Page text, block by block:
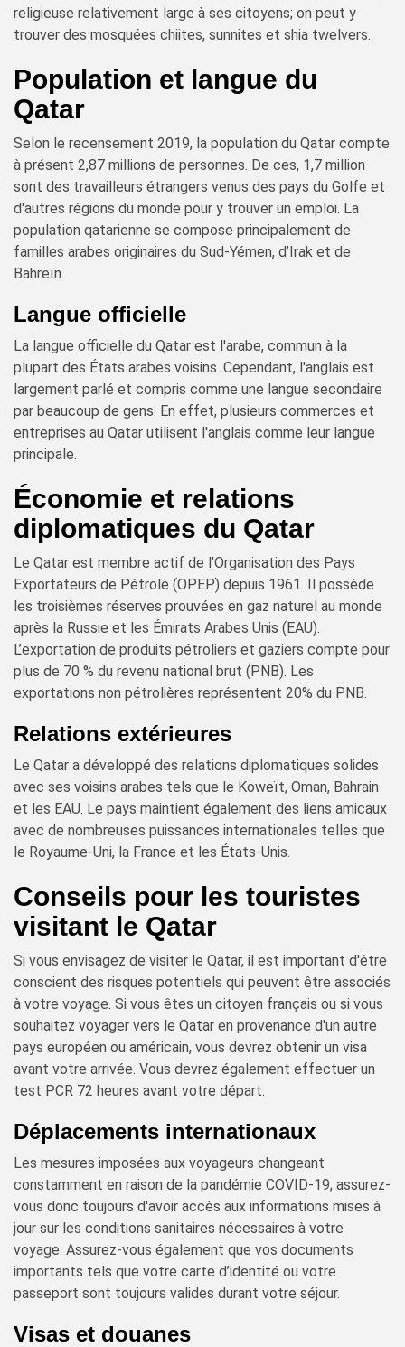
religieuse relativement large à ses citoyens; on peut y
trouver des mosquées chiites, sunnites et shia twelvers.
Population et langue du
Qatar
Selon le recensement 2019, la population du Qatar compte
à présent 2,87 millions de personnes. De ces, 1,7 million
sont des travailleurs étrangers venus des pays du Golfe et
d'autres régions du monde pour y trouver un emploi. La
population qatarienne se compose principalement de
familles arabes originaires du Sud-Yémen, d’Irak et de
Bahreïn.
Langue officielle
La langue officielle du Qatar est l'arabe, commun à la
plupart des États arabes voisins. Cependant, l'anglais est
largement parlé et compris comme une langue secondaire
par beaucoup de gens. En effet, plusieurs commerces et
entreprises au Qatar utilisent l'anglais comme leur langue
principale.
Économie et relations
diplomatiques du Qatar
Le Qatar est membre actif de l'Organisation des Pays
Exportateurs de Pétrole (OPEP) depuis 1961. Il possède
les troisièmes réserves prouvées en gaz naturel au monde
après la Russie et les Émirats Arabes Unis (EAU).
L’exportation de produits pétroliers et gaziers compte pour
plus de 70 % du revenu national brut (PNB). Les
exportations non pétrolières représentent 20% du PNB.
Relations extérieures
Le Qatar a développé des relations diplomatiques solides
avec ses voisins arabes tels que le Koweït, Oman, Bahrain
et les EAU. Le pays maintient également des liens amicaux
avec de nombreuses puissances internationales telles que
le Royaume-Uni, la France et les États-Unis.
Conseils pour les touristes
visitant le Qatar
Si vous envisagez de visiter le Qatar, il est important d'être
conscient des risques potentiels qui peuvent être associés
à votre voyage. Si vous êtes un citoyen français ou si vous
souhaitez voyager vers le Qatar en provenance d'un autre
pays européen ou américain, vous devrez obtenir un visa
avant votre arrivée. Vous devrez également effectuer un
test PCR 72 heures avant votre départ.
Déplacements internationaux
Les mesures imposées aux voyageurs changeant
constamment en raison de la pandémie COVID-19; assurez-
vous donc toujours d'avoir accès aux informations mises à
jour sur les conditions sanitaires nécessaires à votre
voyage. Assurez-vous également que vos documents
importants tels que votre carte d’identité ou votre
passeport sont toujours valides durant votre séjour.
Visas et douanes